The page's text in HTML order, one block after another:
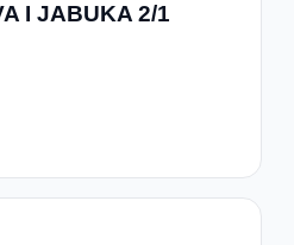
I JABUKA 2/1